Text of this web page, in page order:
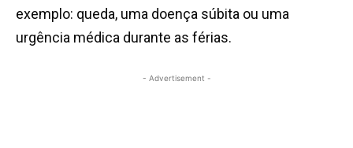
exemplo: queda, uma doença súbita ou uma
urgência médica durante as férias.
- Advertisement -